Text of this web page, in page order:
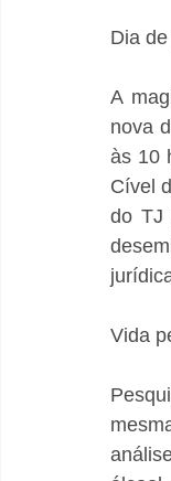
Dia
A
nova
às 10
Cível
do TJ
Vida